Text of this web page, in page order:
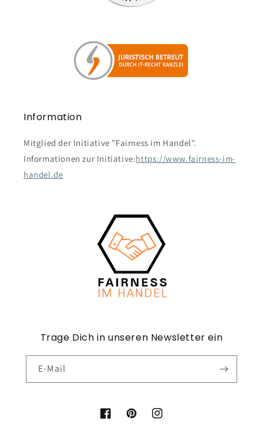
Information
Mitglied der Initiative "Fairness im Handel".
Informationen zur Initiative:https://www.fairness-im-
handel.de
Trage Dich in unseren Newsletter ein
E-Mail
FacebookPinterestInstagram